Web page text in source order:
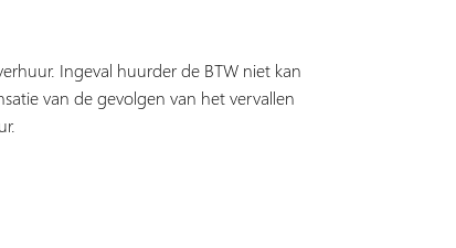
Ingeval huurder de BTW niet kan
van de gevolgen van het vervallen